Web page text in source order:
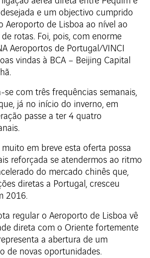
e um objectivo cumprido
Aeroporto de Lisboa ao nível ao
rotas. Foi, pois, com enorme
Aeroportos de Portugal/VINCI
vindas à BCA – Beijing Capital
se com três frequências semanais,
já no início do inverno, em
passe a ter 4 quatro
em breve esta oferta possa
reforçada se atendermos ao ritmo
do mercado chinês que,
diretas a Portugal, cresceu
2016.
regular o Aeroporto de Lisboa vê
direta com o Oriente fortemente
a abertura de um
de novas oportunidades.